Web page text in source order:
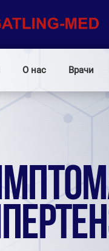
О нас Врачи